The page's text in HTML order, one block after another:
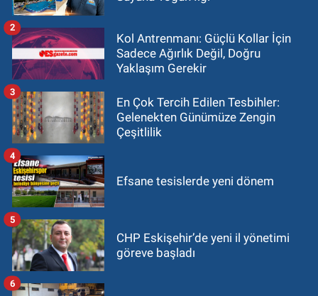
Kol Antrenmanı: Güçlü Kollar İçin
Sadece Ağırlık Değil, Doğru
Yaklaşım Gerekir
2
En Çok Tercih Edilen Tesbihler:
Gelenekten Günümüze Zengin
Çeşitlilik
3
Efsane tesislerde yeni dönem
4
CHP Eskişehir’de yeni il yönetimi
göreve başladı
5
6